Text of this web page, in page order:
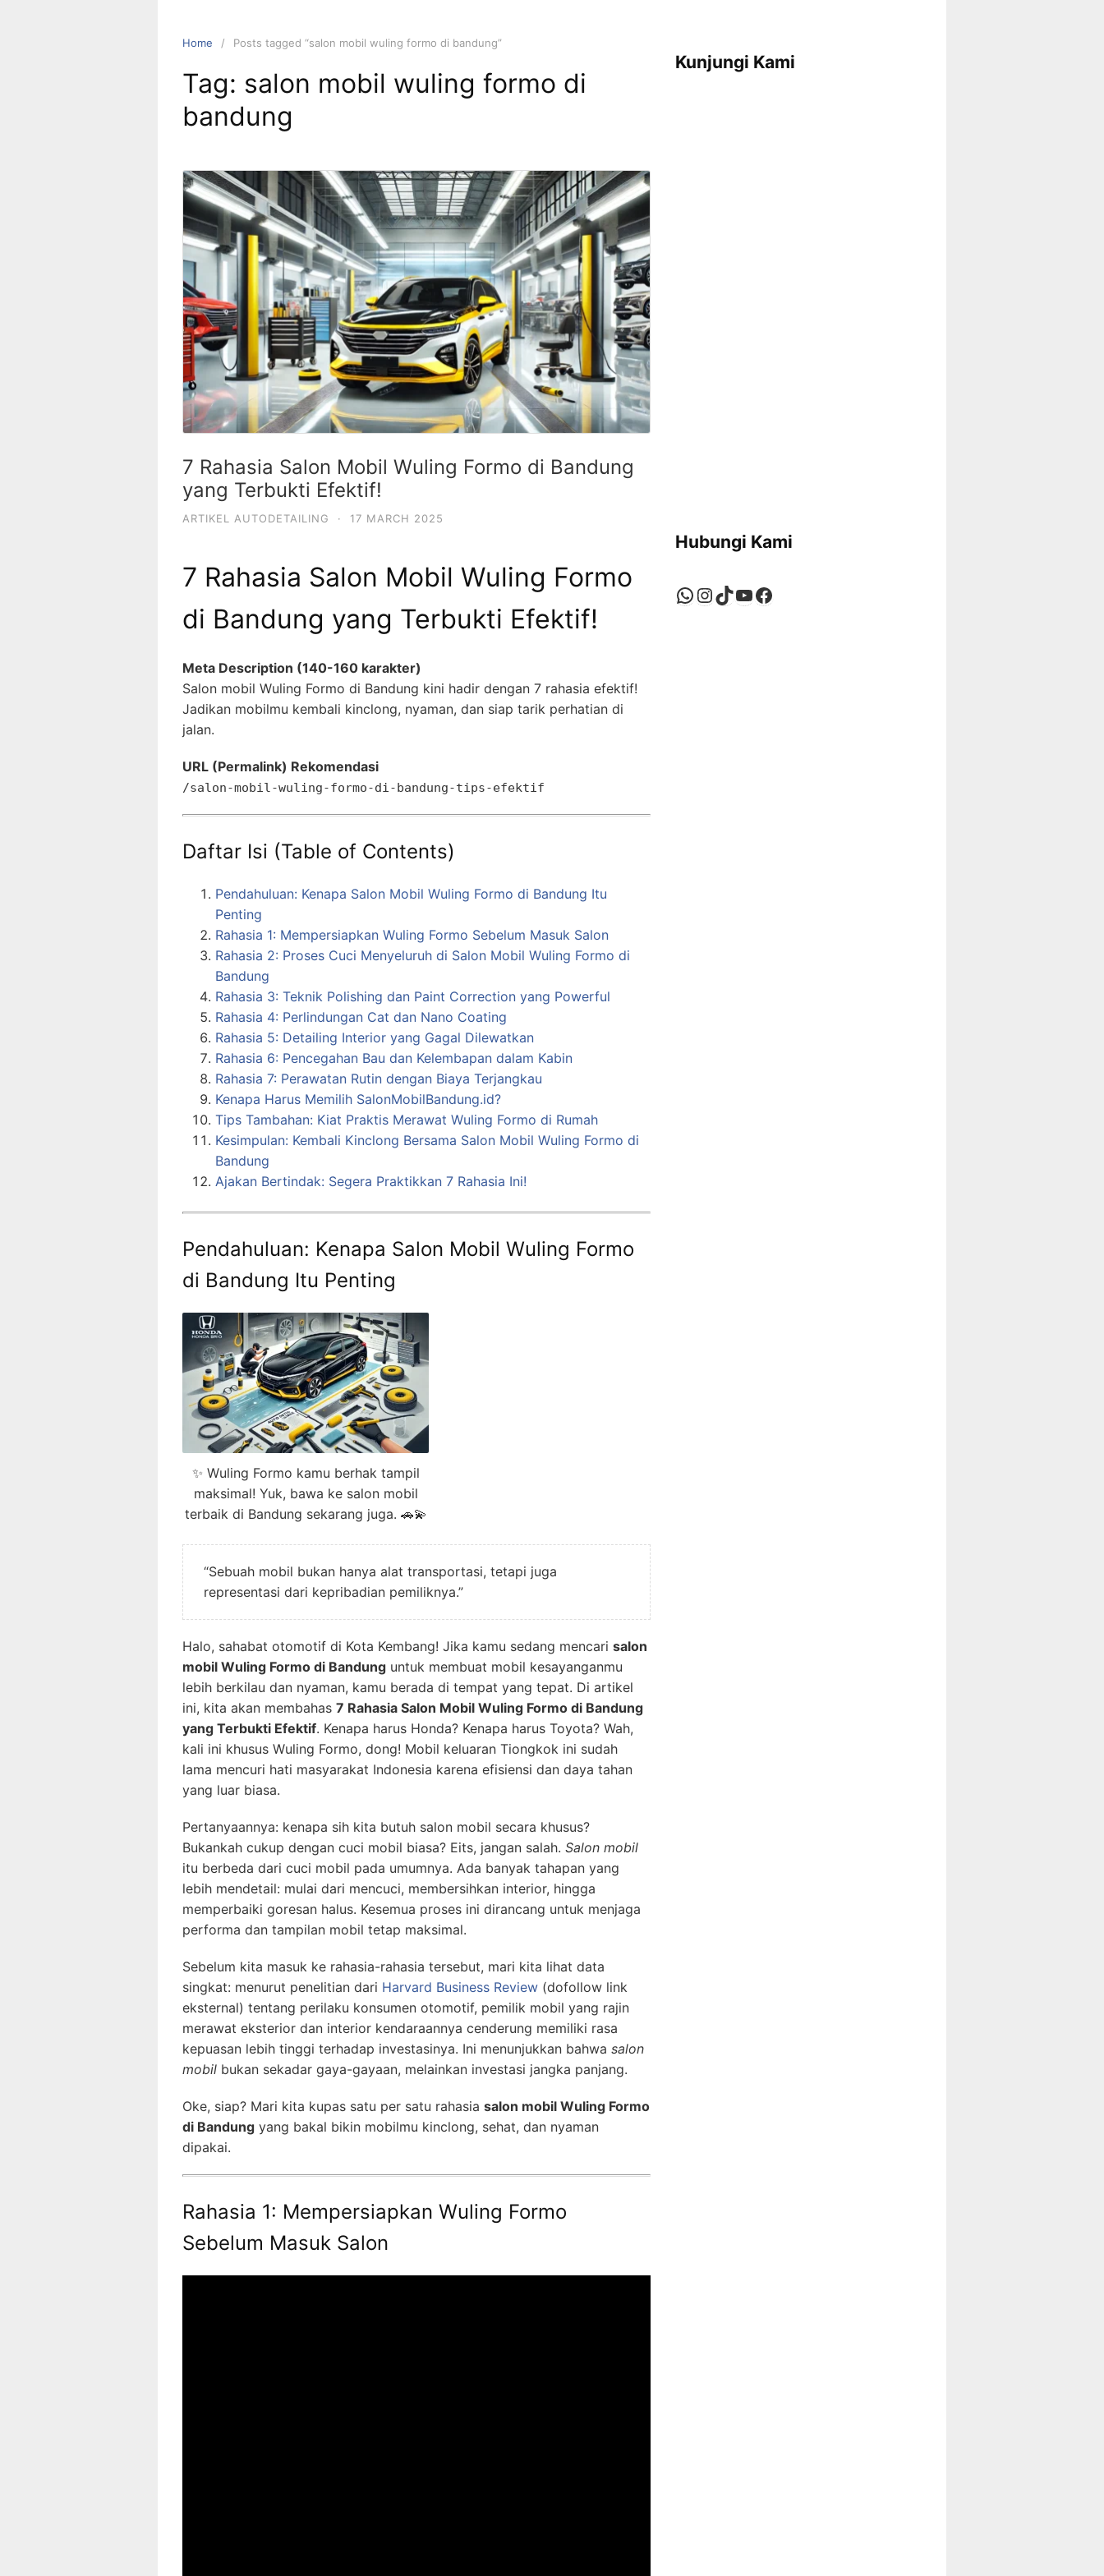
Home Posts tagged “salon mobil wuling formo di bandung”
Tag: salon mobil wuling formo di
bandung
7 Rahasia Salon Mobil Wuling Formo di Bandung
yang Terbukti Efektif!
ARTIKEL AUTODETAILING · 17 MARCH 2025
7 Rahasia Salon Mobil Wuling Formo
di Bandung yang Terbukti Efektif!
Meta Description (140-160 karakter)
Salon mobil Wuling Formo di Bandung kini hadir dengan 7 rahasia efektif!
Jadikan mobilmu kembali kinclong, nyaman, dan siap tarik perhatian di
jalan.
URL (Permalink) Rekomendasi
/salon-mobil-wuling-formo-di-bandung-tips-efektif
Daftar Isi (Table of Contents)
Pendahuluan: Kenapa Salon Mobil Wuling Formo di Bandung Itu
Penting
Rahasia 1: Mempersiapkan Wuling Formo Sebelum Masuk Salon
Rahasia 2: Proses Cuci Menyeluruh di Salon Mobil Wuling Formo di
Bandung
Rahasia 3: Teknik Polishing dan Paint Correction yang Powerful
Rahasia 4: Perlindungan Cat dan Nano Coating
Rahasia 5: Detailing Interior yang Gagal Dilewatkan
Rahasia 6: Pencegahan Bau dan Kelembapan dalam Kabin
Rahasia 7: Perawatan Rutin dengan Biaya Terjangkau
Kenapa Harus Memilih SalonMobilBandung.id?
Tips Tambahan: Kiat Praktis Merawat Wuling Formo di Rumah
Kesimpulan: Kembali Kinclong Bersama Salon Mobil Wuling Formo di
Bandung
Ajakan Bertindak: Segera Praktikkan 7 Rahasia Ini!
Pendahuluan: Kenapa Salon Mobil Wuling Formo
di Bandung Itu Penting
✨ Wuling Formo kamu berhak tampil
maksimal! Yuk, bawa ke salon mobil
terbaik di Bandung sekarang juga. 🚗💫
“Sebuah mobil bukan hanya alat transportasi, tetapi juga
representasi dari kepribadian pemiliknya.”
Halo, sahabat otomotif di Kota Kembang! Jika kamu sedang mencari salon
mobil Wuling Formo di Bandung untuk membuat mobil kesayanganmu
lebih berkilau dan nyaman, kamu berada di tempat yang tepat. Di artikel
ini, kita akan membahas 7 Rahasia Salon Mobil Wuling Formo di Bandung
yang Terbukti Efektif. Kenapa harus Honda? Kenapa harus Toyota? Wah,
kali ini khusus Wuling Formo, dong! Mobil keluaran Tiongkok ini sudah
lama mencuri hati masyarakat Indonesia karena efisiensi dan daya tahan
yang luar biasa.
Pertanyaannya: kenapa sih kita butuh salon mobil secara khusus?
Bukankah cukup dengan cuci mobil biasa? Eits, jangan salah. Salon mobil
itu berbeda dari cuci mobil pada umumnya. Ada banyak tahapan yang
lebih mendetail: mulai dari mencuci, membersihkan interior, hingga
memperbaiki goresan halus. Kesemua proses ini dirancang untuk menjaga
performa dan tampilan mobil tetap maksimal.
Sebelum kita masuk ke rahasia-rahasia tersebut, mari kita lihat data
singkat: menurut penelitian dari Harvard Business Review (dofollow link
eksternal) tentang perilaku konsumen otomotif, pemilik mobil yang rajin
merawat eksterior dan interior kendaraannya cenderung memiliki rasa
kepuasan lebih tinggi terhadap investasinya. Ini menunjukkan bahwa salon
mobil bukan sekadar gaya-gayaan, melainkan investasi jangka panjang.
Oke, siap? Mari kita kupas satu per satu rahasia salon mobil Wuling Formo
di Bandung yang bakal bikin mobilmu kinclong, sehat, dan nyaman
dipakai.
Rahasia 1: Mempersiapkan Wuling Formo
Sebelum Masuk Salon
Kunjungi Kami
Hubungi Kami
WhatsApp
Instagram
TikTok
YouTube
Facebook